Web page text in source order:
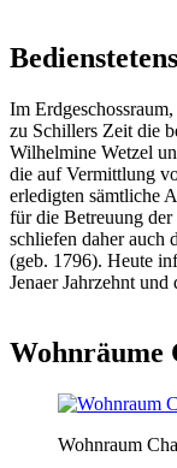
Im
zu Schillers Zeit die
Wilhelmine Wetzel
die auf Vermittlung
erledigten sämtliche
für die Betreuung
schliefen daher auch
(geb. 1796). Heute
Jenaer Jahrzehnt und
Wohnräume
Wohnraum